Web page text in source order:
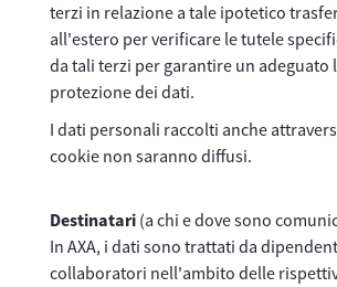
terzi in relazione a tale ipotetico
all'estero per verificare le tutele
da tali terzi per garantire un adeguato
protezione dei dati.
I dati personali raccolti anche
cookie non saranno diffusi.
Destinatari (a chi e dove sono
In AXA, i dati sono trattati da
collaboratori nell'ambito delle